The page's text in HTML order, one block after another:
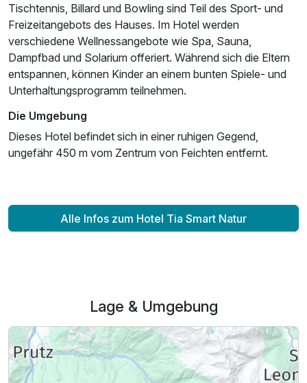
Ausstattung
Für 3 Tage
Tischtennis, Billard und Bowling sind Teil des Sport- und
Freizeitangebots des Hauses. Im Hotel werden
verschiedene Wellnessangebote wie Spa, Sauna,
Dampfbad und Solarium offeriert. Während sich die Eltern
entspannen, können Kinder an einem bunten Spiele- und
Unterhaltungsprogramm teilnehmen.
Die Umgebung
Dieses Hotel befindet sich in einer ruhigen Gegend,
ungefähr 450 m vom Zentrum von Feichten entfernt.
Alle Infos zum Hotel Tia Smart Natur
Lage & Umgebung